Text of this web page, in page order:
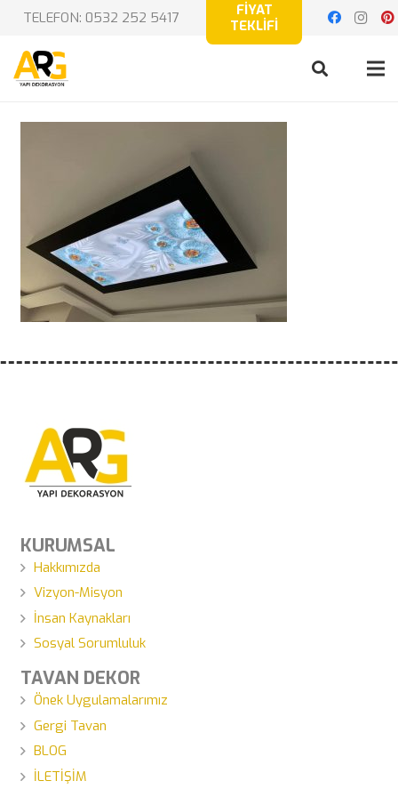
TELEFON: 0532 252 5417
FİYAT
TEKLİFİ
KURUMSAL
Hakkımızda
Vizyon-Misyon
İnsan Kaynakları
Sosyal Sorumluluk
TAVAN DEKOR
Önek Uygulamalarımız
Gergi Tavan
BLOG
İLETİŞİM